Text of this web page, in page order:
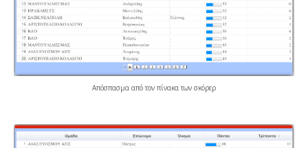
Απόσπασμα από τον πίνακα των σκόρερ